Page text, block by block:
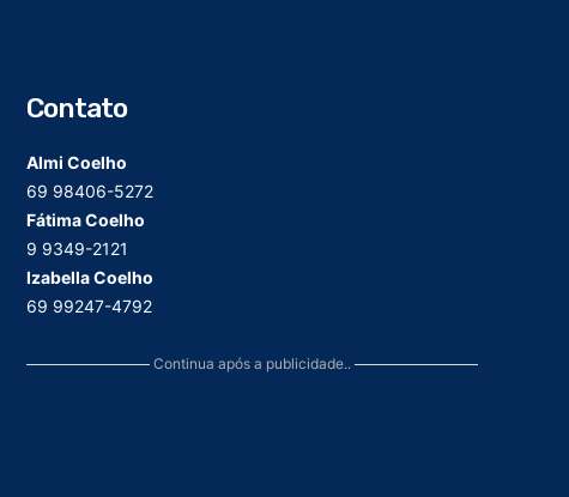
Contato
Almi Coelho
69 98406-5272
Fátima Coelho
9 9349-2121
Izabella Coelho
69 99247-4792
Continua após a publicidade..